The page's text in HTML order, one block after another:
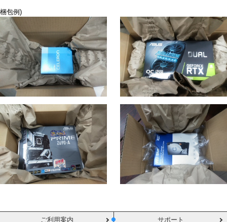
梱包例)
ご利用案内 サポート